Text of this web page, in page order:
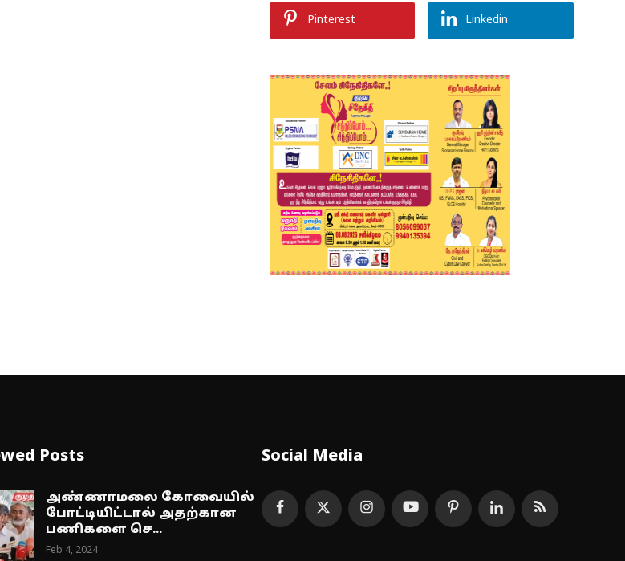
Pinterest Linkedin
Posts
அண்ணாமலை கோவையில்
போட்டியிட்டால் அதற்கான
பணிகளை செ...
Feb 4, 2024
Social Media